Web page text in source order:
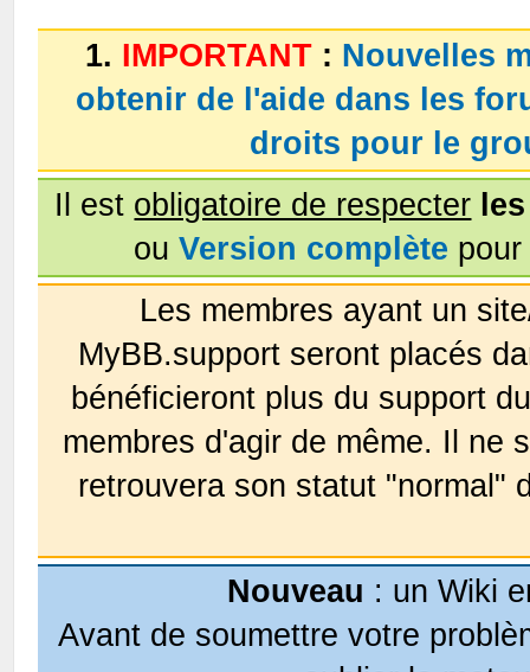
1. IMPORTANT : Nouvelles
obtenir de l'aide dans les
droits pour le
Il est obligatoire de respecter
ouVersion complète
Les membres ayant un
MyBB.support seront placés
bénéficieront plus du support
membres d'agir de même. Il ne
retrouvera son statut "normal"
Nouveau : un Wiki
Avant de soumettre votre